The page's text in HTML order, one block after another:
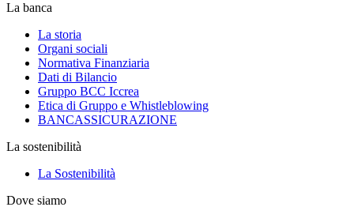
La banca
La storia
Organi sociali
Normativa Finanziaria
Dati di Bilancio
Gruppo BCC Iccrea
Etica di Gruppo e Whistleblowing
BANCASSICURAZIONE
La sostenibilità
La Sostenibilità
Dove siamo